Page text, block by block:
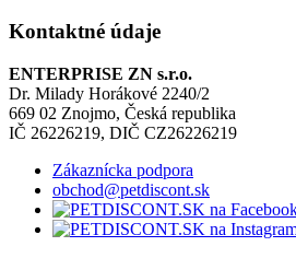
Kontaktné údaje
ENTERPRISE ZN s.r.o.
Dr. Milady Horákové 2240/2
669 02 Znojmo, Česká republika
IČ 26226219, DIČ CZ26226219
Zákaznícka podpora
obchod@petdiscont.sk